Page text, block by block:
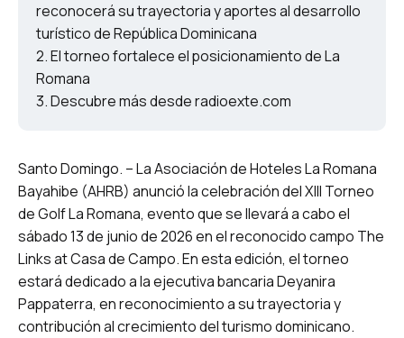
reconocerá su trayectoria y aportes al desarrollo
turístico de República Dominicana
El torneo fortalece el posicionamiento de La
Romana
Descubre más desde radioexte.com
Santo Domingo. – La Asociación de Hoteles La Romana
Bayahibe (AHRB) anunció la celebración del XIII Torneo
de Golf La Romana, evento que se llevará a cabo el
sábado 13 de junio de 2026 en el reconocido campo The
Links at Casa de Campo. En esta edición, el torneo
estará dedicado a la ejecutiva bancaria Deyanira
Pappaterra, en reconocimiento a su trayectoria y
contribución al crecimiento del turismo dominicano.